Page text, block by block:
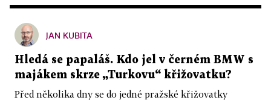
JAN KUBITA
Hledá se papaláš. Kdo jel v černém BMW s
majákem skrze „Turkovu“ křižovatku?
Před několika dny se do jedné pražské křižovatky